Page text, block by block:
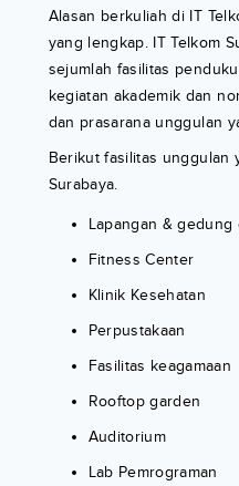
Alasan berkuliah di IT
yang lengkap. IT Telkom
sejumlah fasilitas
kegiatan akademik dan
dan prasarana unggulan
Berikut fasilitas unggulan
Surabaya.
Lapangan & gedung
Fitness Center
Klinik Kesehatan
Perpustakaan
Fasilitas keagamaan
Rooftop garden
Auditorium
Lab Pemrograman